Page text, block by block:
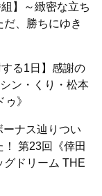
】～緻密な立ち
、勝ちにゆき
る1日】感謝の
ン・くり・松本
》
ーナス辿りつい
第23回《倖田
グドリーム THE